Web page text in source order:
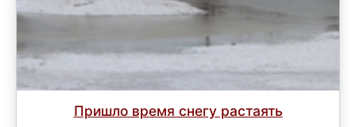
Пришло время снегу растаять